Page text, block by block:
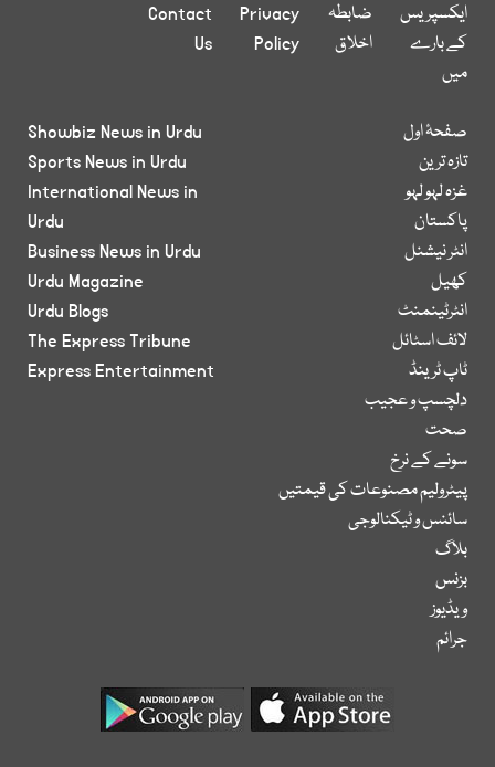
ایکسپریس
کے بارے
میں
ضابطہ
اخلاق
Privacy
Policy
Contact
Us
صفحۂ اول
تازہ ترین
غزہ لہو لہو
پاکستان
انٹر نیشنل
کھیل
انٹرٹینمنٹ
لائف اسٹائل
ٹاپ ٹرینڈ
دلچسپ و عجیب
صحت
سونے کے نرخ
پیٹرولیم مصنوعات کی قیمتیں
سائنس و ٹیکنالوجی
بلاگ
بزنس
ویڈیوز
جرائم
Showbiz News in Urdu
Sports News in Urdu
International News in
Urdu
Business News in Urdu
Urdu Magazine
Urdu Blogs
The Express Tribune
Express Entertainment